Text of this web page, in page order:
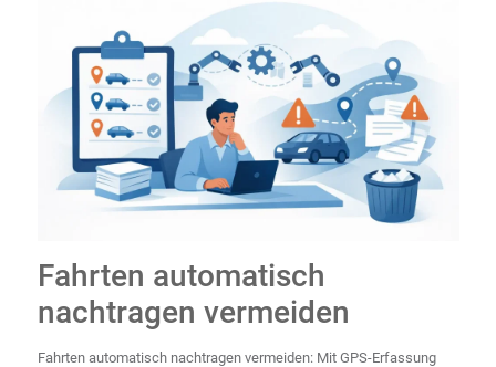
Fahrten automatisch
nachtragen vermeiden
Fahrten automatisch nachtragen vermeiden: Mit GPS-Erfassung